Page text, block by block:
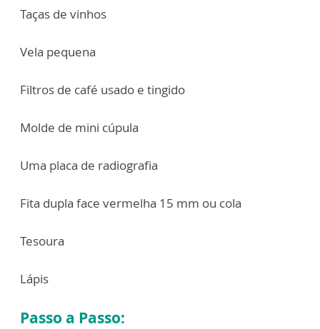
Taças de vinhos
Vela pequena
Filtros de café usado e tingido
Molde de mini cúpula
Uma placa de radiografia
Fita dupla face vermelha 15 mm ou cola
Tesoura
Lápis
Passo a Passo: